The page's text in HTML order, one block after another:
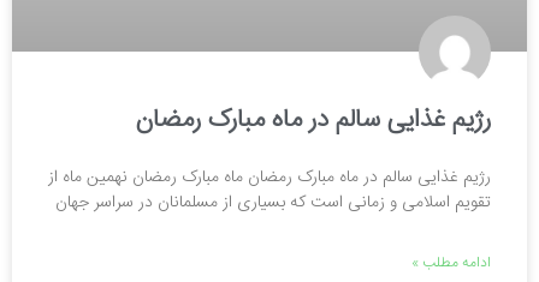
رژیم غذایی سالم در ماه مبارک رمضان
رژیم غذایی سالم در ماه مبارک رمضان ماه مبارک رمضان نهمین ماه از
تقویم اسلامی و زمانی است که بسیاری از مسلمانان در سراسر جهان
ادامه مطلب »